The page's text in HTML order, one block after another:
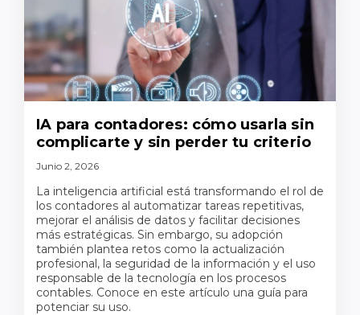
IA para contadores: cómo usarla sin
complicarte y sin perder tu criterio
Junio 2, 2026
La inteligencia artificial está transformando el rol de
los contadores al automatizar tareas repetitivas,
mejorar el análisis de datos y facilitar decisiones
más estratégicas. Sin embargo, su adopción
también plantea retos como la actualización
profesional, la seguridad de la información y el uso
responsable de la tecnología en los procesos
contables. Conoce en este artículo una guía para
potenciar su uso.